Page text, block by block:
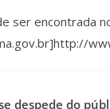
ser encontrada
despede do